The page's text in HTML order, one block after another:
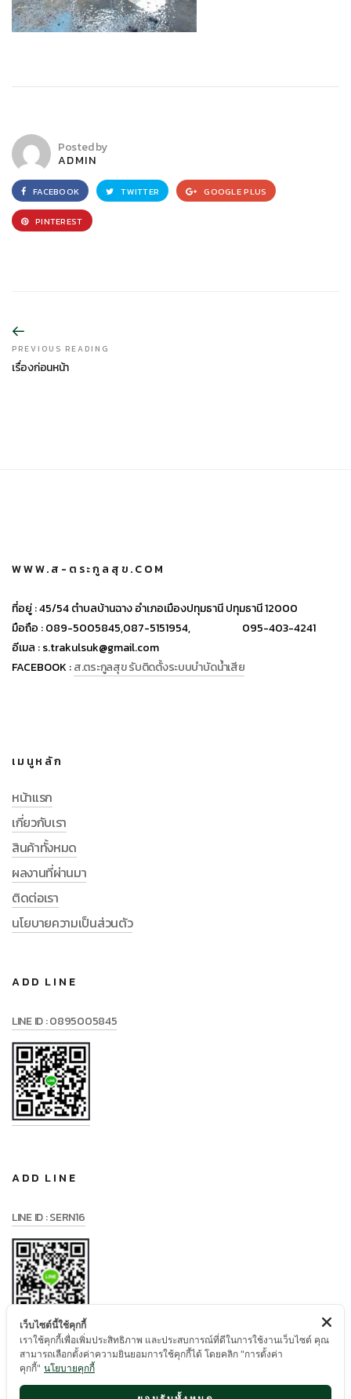
Posted by
ADMIN
FACEBOOK TWITTER GOOGLE PLUS
PINTEREST
PREVIOUS READING
เรื่องก่อนหน้า
WWW.ส-ตระกูลสุข.COM
ที่อยู่ :45/54 ตำบลบ้านฉาง อำเภอเมืองปทุมธานี ปทุมธานี 12000
มือถือ :089-5005845,087-5151954, 095-403-4241
อีเมล :s.trakulsuk@gmail.com
FACEBOOK :ส.ตระกูลสุข รับติดตั้งระบบบำบัดน้ำเสีย
เมนูหลัก
หน้าแรก
เกี่ยวกับเรา
สินค้าทั้งหมด
ผลงานที่ผ่านมา
ติดต่อเรา
นโยบายความเป็นส่วนตัว
ADD LINE
LINE ID : 0895005845
ADD LINE
LINE ID : SERN16
เว็บไซต์นี้ใช้คุกกี้
เราใช้คุกกี้เพื่อเพิ่มประสิทธิภาพ และประสบการณ์ที่ดีในการใช้งานเว็บไซต์ คุณ
สามารถเลือกตั้งค่าความยินยอมการใช้คุกกี้ได้ โดยคลิก "การตั้งค่า
คุกกี้" นโยบายคุกกี้